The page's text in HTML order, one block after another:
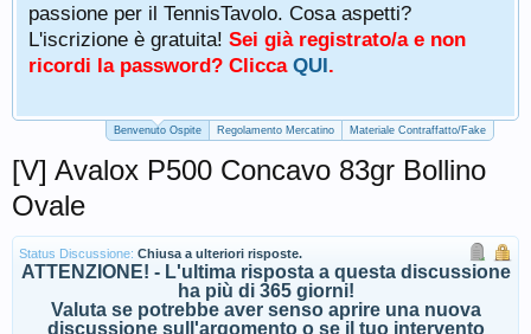
passione per il TennisTavolo. Cosa aspetti?
L'iscrizione è gratuita! Sei già registrato/a e non
ricordi la password? Clicca QUI.
Benvenuto Ospite Regolamento Mercatino Materiale Contraffatto/Fake
[V] Avalox P500 Concavo 83gr Bollino
Ovale
Status Discussione: Chiusa a ulteriori risposte.
ATTENZIONE! - L'ultima risposta a questa discussione
ha più di 365 giorni!
Valuta se potrebbe aver senso aprire una nuova
discussione sull'argomento o se il tuo intervento